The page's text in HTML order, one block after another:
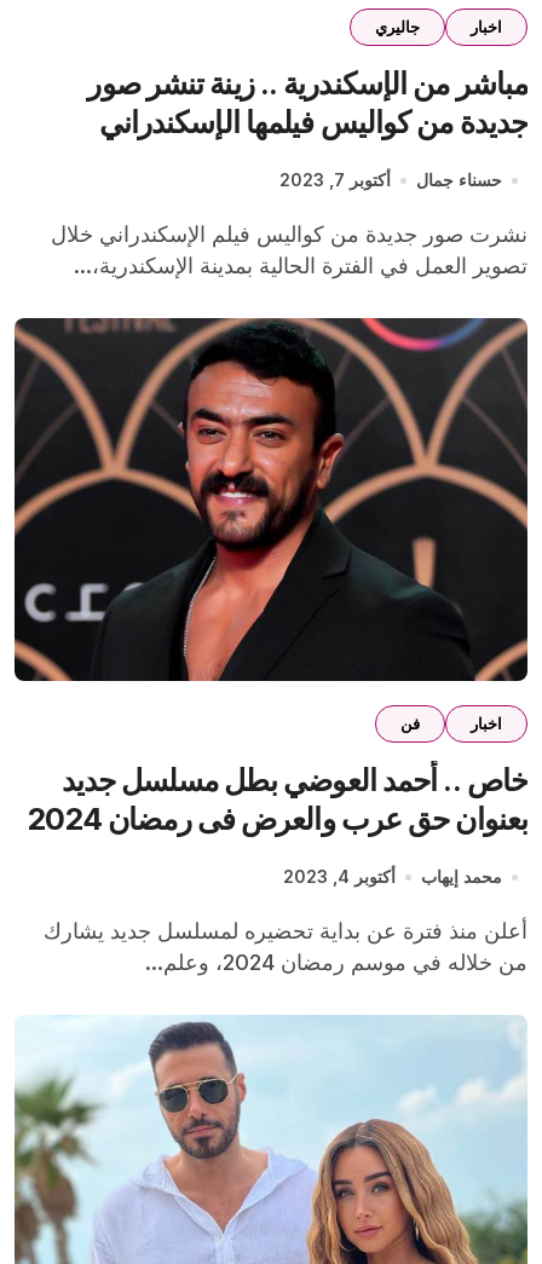
اخبار جاليري
مباشر من الإسكندرية .. زينة تنشر صور
جديدة من كواليس فيلمها الإسكندراني
حسناء جمال أكتوبر 7, 2023
نشرت صور جديدة من كواليس فيلم الإسكندراني خلال
تصوير العمل في الفترة الحالية بمدينة الإسكندرية،...
اخبار فن
خاص .. أحمد العوضي بطل مسلسل جديد
بعنوان حق عرب والعرض فى رمضان 2024
محمد إيهاب أكتوبر 4, 2023
أعلن منذ فترة عن بداية تحضيره لمسلسل جديد يشارك
من خلاله في موسم رمضان 2024، وعلم...